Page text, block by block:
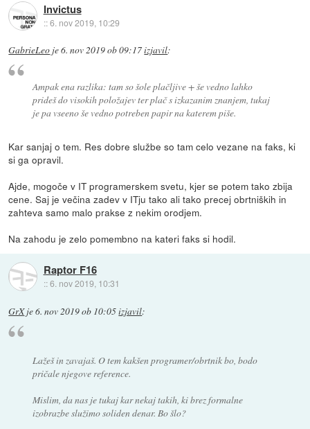
Invictus
::6. nov 2019, 10:29
GabrieLeo je6. nov 2019 ob 09:17izjavil:
Ampak ena razlika: tam so šole plačljive + še vedno lahko
prideš do visokih položajev ter plač s izkazanim znanjem, tukaj
je pa vseeno še vedno potreben papir na katerem piše.
Kar sanjaj o tem. Res dobre službe so tam celo vezane na faks, ki
si ga opravil.
Ajde, mogoče v IT programerskem svetu, kjer se potem tako zbija
cene. Saj je večina zadev v ITju tako ali tako precej obrtniških in
zahteva samo malo prakse z nekim orodjem.
Na zahodu je zelo pomembno na kateri faks si hodil.
Raptor F16
::6. nov 2019, 10:31
GrXje6. nov 2019 ob 10:05izjavil:
Lažeš in zavajaš. O tem kakšen programer/obrtnik bo, bodo
pričale njegove reference.
Mislim, da nas je tukaj kar nekaj takih, ki brez formalne
izobrazbe služimo soliden denar. Bo šlo?